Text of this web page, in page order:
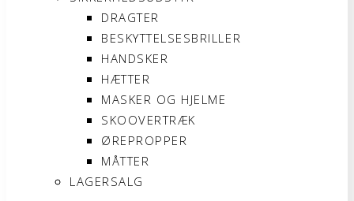
DRAGTER
BESKYTTELSESBRILLER
HANDSKER
HÆTTER
MASKER OG HJELME
SKOOVERTRÆK
ØREPROPPER
MÅTTER
LAGERSALG